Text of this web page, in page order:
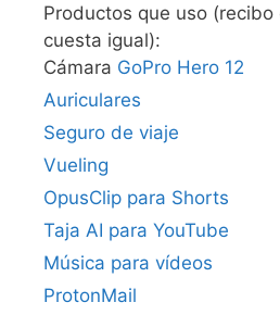
Productos que uso
cuesta igual):
Cámara GoPro Hero 12
Auriculares
Seguro de viaje
Vueling
OpusClip para Shorts
Taja AI para YouTube
Música para vídeos
ProtonMail